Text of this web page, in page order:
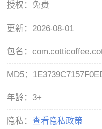
授权： 免费
更新： 2026-08-01
包名：
MD5：
年龄： 3+
隐私： 查看隐私政策